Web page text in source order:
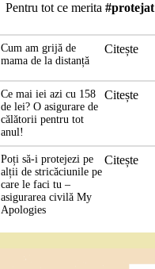
Pentru tot ce merita#protejat
Cum am grijă de
mama de la distanță
Citește
Ce mai iei azi cu 158
de lei? O asigurare de
călătorii pentru tot
anul!
Citește
Poți să-i protejezi pe
alții de stricăciunile pe
care le faci tu –
asigurarea civilă My
Apologies
Citește